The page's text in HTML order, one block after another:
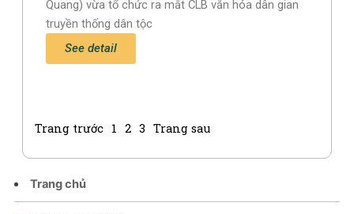
Trang chủ
Quang) vừa tổ chức ra mắt CLB văn hóa dân gian
truyền thống dân tộc
See detail
Trang trước 1 2 3 Trang sau